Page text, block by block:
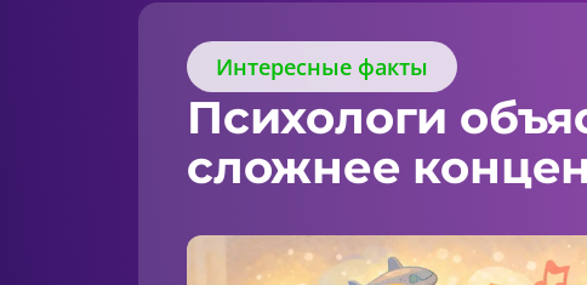
Интересные факты
Психологи
сложнее